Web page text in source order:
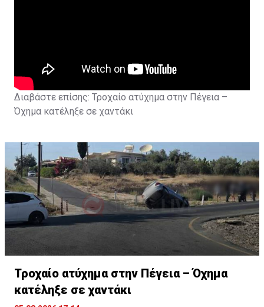
Διαβάστε επίσης: Τροχαίο ατύχημα στην Πέγεια –
Όχημα κατέληξε σε χαντάκι
Τροχαίο ατύχημα στην Πέγεια – Όχημα
κατέληξε σε χαντάκι